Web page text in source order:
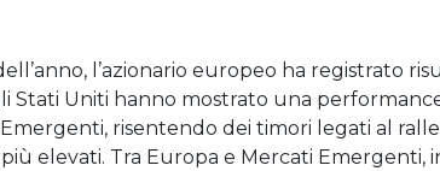
l’azionario europeo ha registrato
Stati Uniti hanno mostrato una
risentendo dei timori legati al
elevati. Tra Europa e Mercati Emergenti,